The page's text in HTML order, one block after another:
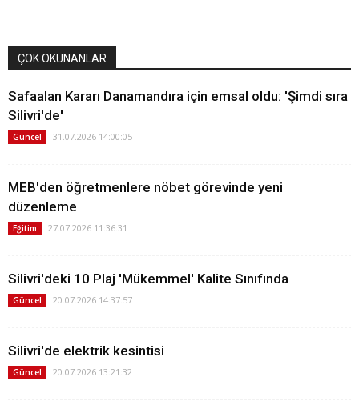
ÇOK OKUNANLAR
Safaalan Kararı Danamandıra için emsal oldu: 'Şimdi sıra
Silivri'de'
Güncel 31.07.2026 14:00:05
MEB'den öğretmenlere nöbet görevinde yeni
düzenleme
Eğitim 27.07.2026 11:36:31
Silivri'deki 10 Plaj 'Mükemmel' Kalite Sınıfında
Güncel 20.07.2026 14:37:57
Silivri'de elektrik kesintisi
Güncel 20.07.2026 13:21:32